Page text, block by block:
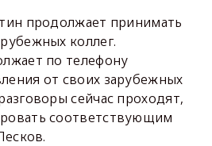
продолжает принимать
коллег.
по телефону
от своих зарубежных
сейчас проходят,
соответствующим